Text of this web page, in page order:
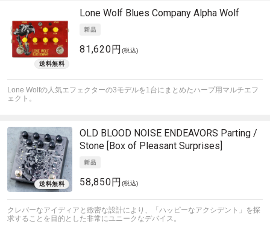
Lone Wolf Blues Company Alpha Wolf
81,620円 (税込)
Lone Wolfの人気エフェクターの3モデルを1台にまとめたハープ用マルチエフ
ェクト。
OLD BLOOD NOISE ENDEAVORS Parting /
Stone [Box of Pleasant Surprises]
58,850円 (税込)
クレバーなアイディアと緻密な設計により、「ハッピーなアクシデント」を探
求することを目的とした非常にユニークなデバイス。